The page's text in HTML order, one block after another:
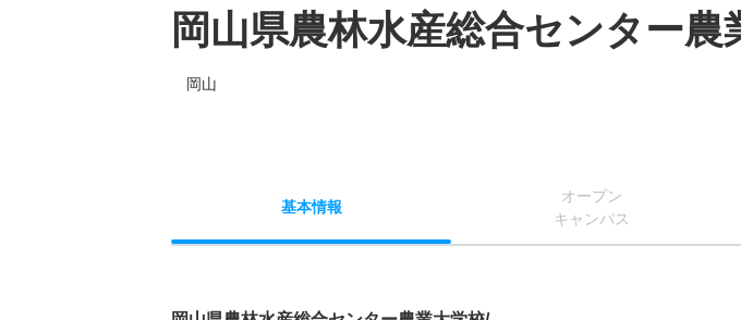
岡山県農林水産総合センター農
岡山
基本情報
オープン
キャンパス